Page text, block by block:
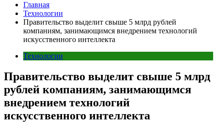
Главная
Технологии
Правительство выделит свыше 5 млрд рублей
компаниям, занимающимся внедрением технологий
искусственного интеллекта
Технологии
Правительство выделит свыше 5 млрд
рублей компаниям, занимающимся
внедрением технологий
искусственного интеллекта